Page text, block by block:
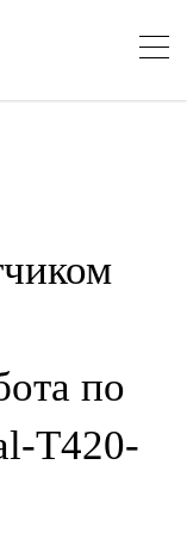
по
T420-